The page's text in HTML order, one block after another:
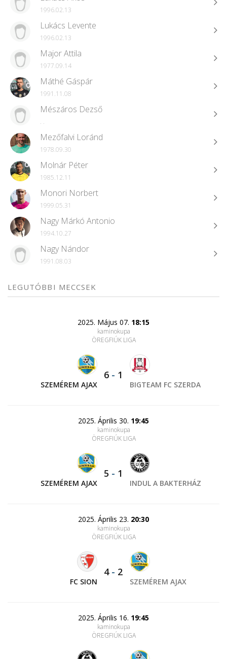
1996.02.13
Lukács Levente
1996.02.13
Major Attila
1977.09.14
Máthé Gáspár
1991.11.08
Mészáros Dezső
. .
Mezőfalvi Loránd
1978.09.30
Molnár Péter
1985.12.11
Monori Norbert
1999.05.31
Nagy Márkó Antonio
1994.10.27
Nagy Nándor
1991.08.03
LEGUTÓBBI MECCSEK
2025. Május 07. 18:15
kaminokupa
ÖREGFIÚK LIGA
SZEMÉREM AJAX
6 - 1
BIGTEAM FC SZERDA
2025. Április 30. 19:45
kaminokupa
ÖREGFIÚK LIGA
SZEMÉREM AJAX
5 - 1
INDUL A BAKTERHÁZ
2025. Április 23. 20:30
kaminokupa
ÖREGFIÚK LIGA
FC SION
4- 2
SZEMÉREM AJAX
2025. Április 16. 19:45
kaminokupa
ÖREGFIÚK LIGA